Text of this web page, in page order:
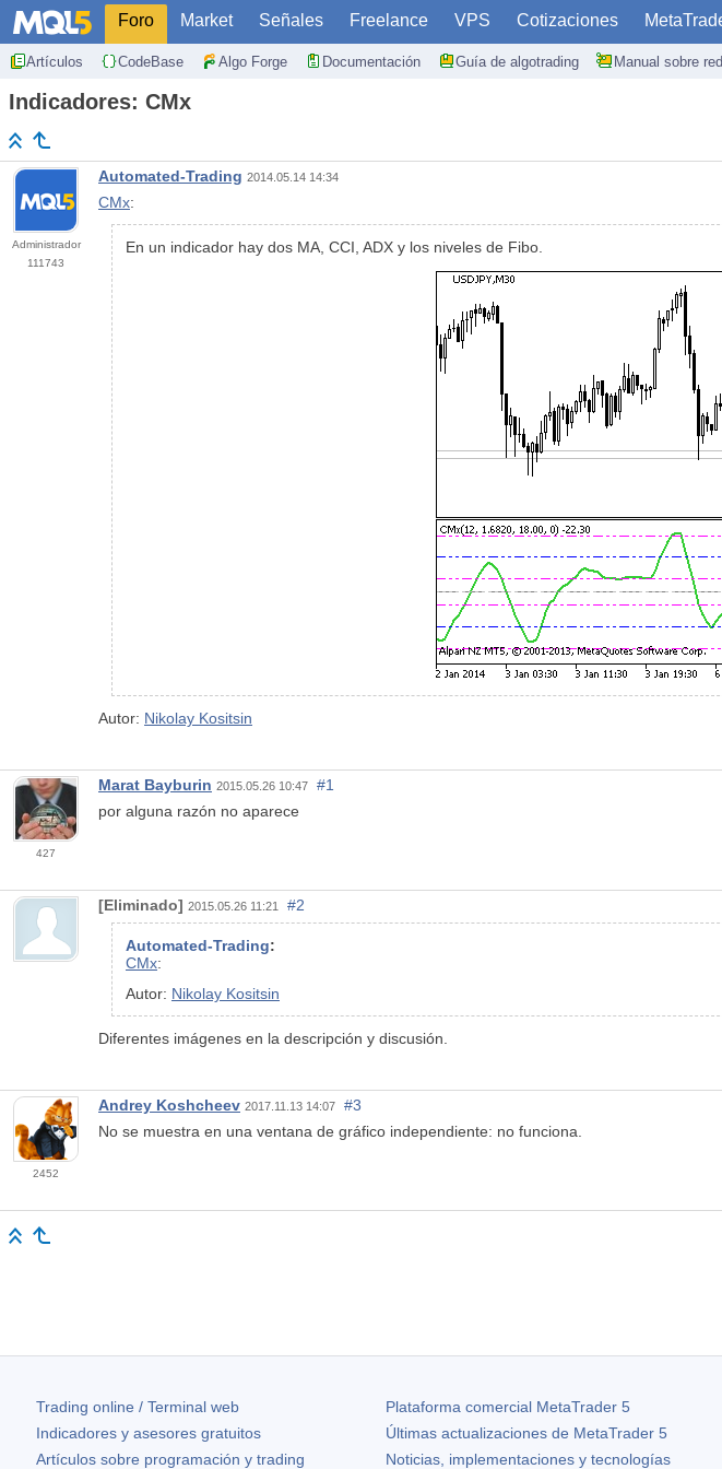
Foro Market Señales Freelance VPS Cotizaciones
Artículos CodeBase Algo Forge Documentación Guía de algotrading Manual sobre
Indicadores: CMx
Administrador
111743
Automated-Trading 2014.05.14 14:34
CMx:
En un indicador hay dos MA, CCI, ADX y los niveles de Fibo.
Autor: Nikolay Kositsin
427
Marat Bayburin 2015.05.26 10:47
#1
por alguna razón no aparece
[Eliminado] 2015.05.26 11:21 #2
Automated-Trading:
CMx:
Autor: Nikolay Kositsin
Diferentes imágenes en la descripción y discusión.
2452
Andrey Koshcheev 2017.11.13 14:07
#3
No se muestra en una ventana de gráfico independiente: no funciona.
Trading online / Terminal web
Indicadores y asesores gratuitos
Artículos sobre programación y trading
Plataforma comercial MetaTrader 5
Últimas actualizaciones de MetaTrader 5
Noticias, implementaciones y tecnologías